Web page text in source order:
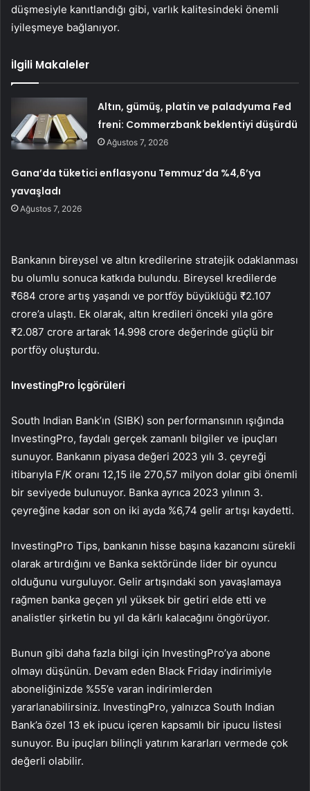
düşmesiyle kanıtlandığı gibi, varlık kalitesindeki önemli
iyileşmeye bağlanıyor.
İlgili Makaleler
Altın, gümüş, platin ve paladyuma Fed
freni: Commerzbank beklentiyi düşürdü
Ağustos 7, 2026
Gana’da tüketici enflasyonu Temmuz’da %4,6’ya
yavaşladı
Ağustos 7, 2026
Bankanın bireysel ve altın kredilerine stratejik odaklanması
bu olumlu sonuca katkıda bulundu. Bireysel kredilerde
₹684 crore artış yaşandı ve portföy büyüklüğü ₹2.107
crore’a ulaştı. Ek olarak, altın kredileri önceki yıla göre
₹2.087 crore artarak 14.998 crore değerinde güçlü bir
portföy oluşturdu.
InvestingPro İçgörüleri
South Indian Bank’ın (SIBK) son performansının ışığında
InvestingPro, faydalı gerçek zamanlı bilgiler ve ipuçları
sunuyor. Bankanın piyasa değeri 2023 yılı 3. çeyreği
itibarıyla F/K oranı 12,15 ile 270,57 milyon dolar gibi önemli
bir seviyede bulunuyor. Banka ayrıca 2023 yılının 3.
çeyreğine kadar son on iki ayda %6,74 gelir artışı kaydetti.
InvestingPro Tips, bankanın hisse başına kazancını sürekli
olarak artırdığını ve Banka sektöründe lider bir oyuncu
olduğunu vurguluyor. Gelir artışındaki son yavaşlamaya
rağmen banka geçen yıl yüksek bir getiri elde etti ve
analistler şirketin bu yıl da kârlı kalacağını öngörüyor.
Bunun gibi daha fazla bilgi için InvestingPro’ya abone
olmayı düşünün. Devam eden Black Friday indirimiyle
aboneliğinizde %55’e varan indirimlerden
yararlanabilirsiniz. InvestingPro, yalnızca South Indian
Bank’a özel 13 ek ipucu içeren kapsamlı bir ipucu listesi
sunuyor. Bu ipuçları bilinçli yatırım kararları vermede çok
değerli olabilir.